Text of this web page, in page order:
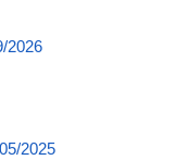
2026
2025